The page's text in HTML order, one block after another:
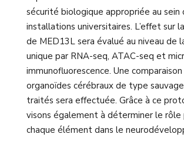
sécurité biologique appropriée au sein
installations universitaires. L’effet sur
de MED13L sera évalué au niveau de
unique par RNA-seq, ATAC-seq et
immunofluorescence. Une
organoïdes cérébraux de type
traités sera effectuée. Grâce à ce
visons également à déterminer le rôle
chaque élément dans le